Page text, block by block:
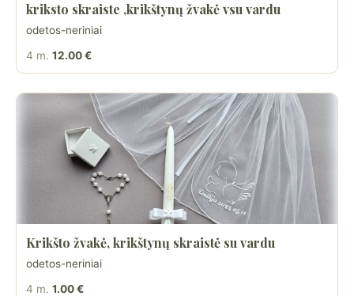
kriksto skraiste ,krikštynų žvakė vsu vardu
odetos-neriniai
4 m. 12.00 €
Krikšto žvakė, krikštynų skraistė su vardu
odetos-neriniai
4 m. 1.00 €